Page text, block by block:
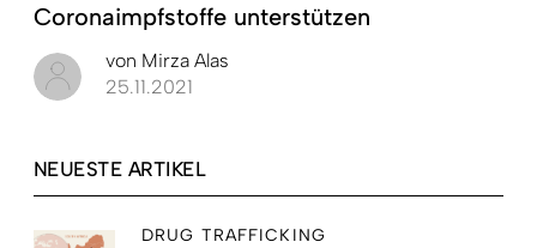
Coronaimpfstoffe unterstützen
von Mirza Alas
25.11.2021
NEUESTE ARTIKEL
DRUG TRAFFICKING